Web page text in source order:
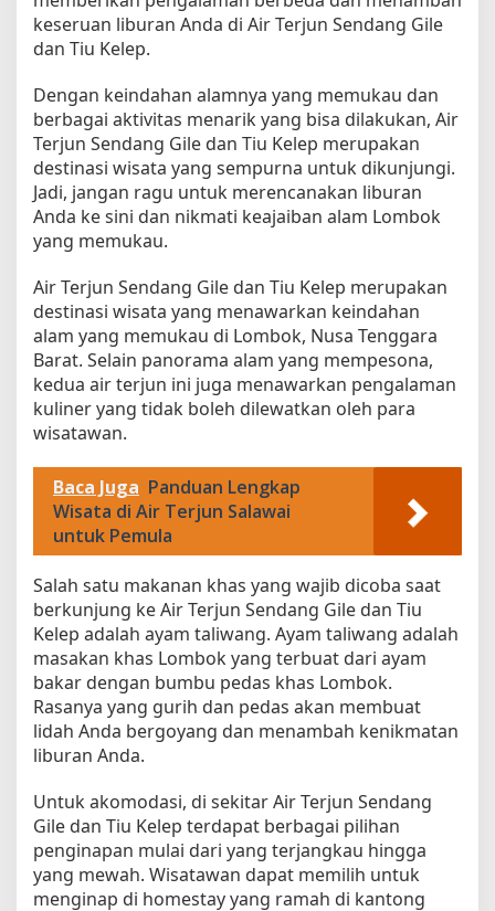
keseruan liburan Anda di Air Terjun Sendang Gile
dan Tiu Kelep.
Dengan keindahan alamnya yang memukau dan
berbagai aktivitas menarik yang bisa dilakukan, Air
Terjun Sendang Gile dan Tiu Kelep merupakan
destinasi wisata yang sempurna untuk dikunjungi.
Jadi, jangan ragu untuk merencanakan liburan
Anda ke sini dan nikmati keajaiban alam Lombok
yang memukau.
Air Terjun Sendang Gile dan Tiu Kelep merupakan
destinasi wisata yang menawarkan keindahan
alam yang memukau di Lombok, Nusa Tenggara
Barat. Selain panorama alam yang mempesona,
kedua air terjun ini juga menawarkan pengalaman
kuliner yang tidak boleh dilewatkan oleh para
wisatawan.
Baca Juga Panduan Lengkap
Wisata di Air Terjun Salawai
untuk Pemula
Salah satu makanan khas yang wajib dicoba saat
berkunjung ke Air Terjun Sendang Gile dan Tiu
Kelep adalah ayam taliwang. Ayam taliwang adalah
masakan khas Lombok yang terbuat dari ayam
bakar dengan bumbu pedas khas Lombok.
Rasanya yang gurih dan pedas akan membuat
lidah Anda bergoyang dan menambah kenikmatan
liburan Anda.
Untuk akomodasi, di sekitar Air Terjun Sendang
Gile dan Tiu Kelep terdapat berbagai pilihan
penginapan mulai dari yang terjangkau hingga
yang mewah. Wisatawan dapat memilih untuk
menginap di homestay yang ramah di kantong